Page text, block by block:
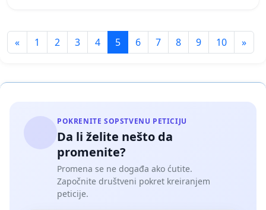
« 1 2 3 4 5 6 7 8 9 10 »
POKRENITE SOPSTVENU PETICIJU
Da li želite nešto da
promenite?
Promena se ne događa ako ćutite.
Započnite društveni pokret kreiranjem
peticije.